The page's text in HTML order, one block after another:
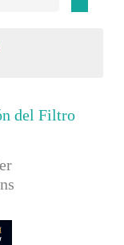
del Filtro